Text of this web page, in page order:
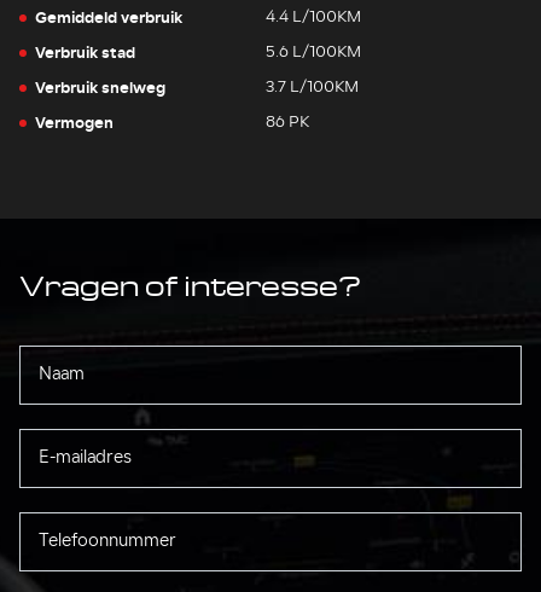
Gemiddeld verbruik 4.4 L/100KM
Verbruik stad 5.6 L/100KM
Verbruik snelweg 3.7 L/100KM
Vermogen 86 PK
Vragen of interesse?